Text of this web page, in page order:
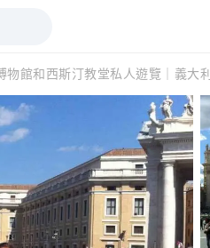
物館和西斯汀教堂私人遊覽｜義大利